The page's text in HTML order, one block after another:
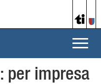
Toggle
per impresa